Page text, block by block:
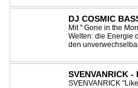
unforgettable
melody delivers
DJ COSMIC
Mit '' Gone in the
Welten: die Energie
den
SVENVANRICK -
SVENVANRICK